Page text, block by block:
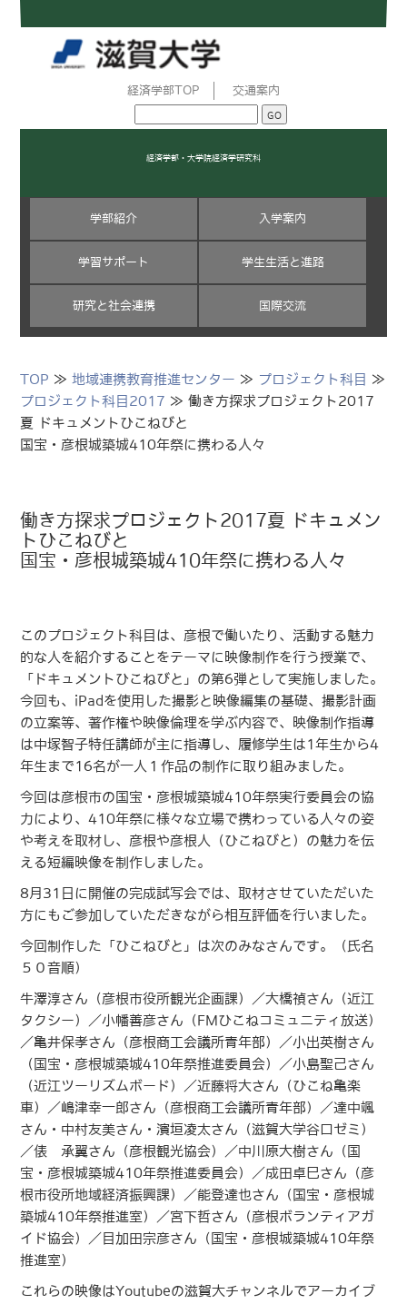
経済学部TOP 交通案内
経済学部・大学院経済学研究科
学部紹介 入学案内
学習サポート 学生生活と進路
研究と社会連携 国際交流
TOP ≫地域連携教育推進センター ≫ プロジェクト科目 ≫
プロジェクト科目2017 ≫ 働き方探求プロジェクト2017
夏 ドキュメントひこねびと
国宝・彦根城築城410年祭に携わる人々
働き方探求プロジェクト2017夏 ドキュメン
トひこねびと
国宝・彦根城築城410年祭に携わる人々
このプロジェクト科目は、彦根で働いたり、活動する魅力
的な人を紹介することをテーマに映像制作を行う授業で、
「ドキュメントひこねびと」の第6弾として実施しました。
今回も、iPadを使用した撮影と映像編集の基礎、撮影計画
の立案等、著作権や映像倫理を学ぶ内容で、映像制作指導
は中塚智子特任講師が主に指導し、履修学生は1年生から4
年生まで16名が一人１作品の制作に取り組みました。
今回は彦根市の国宝・彦根城築城410年祭実行委員会の協
力により、410年祭に様々な立場で携わっている人々の姿
や考えを取材し、彦根や彦根人（ひこねびと）の魅力を伝
える短編映像を制作しました。
8月31日に開催の完成試写会では、取材させていただいた
方にもご参加していただきながら相互評価を行いました。
今回制作した「ひこねびと」は次のみなさんです。（氏名
５０音順）
牛澤淳さん（彦根市役所観光企画課）／大橋禎さん（近江
タクシー）／小幡善彦さん（FMひこねコミュニティ放送）
／亀井保孝さん（彦根商工会議所青年部）／小出英樹さん
（国宝・彦根城築城410年祭推進委員会）／小島聖己さん
（近江ツーリズムボード）／近藤将大さん（ひこね亀楽
車）／嶋津幸一郎さん（彦根商工会議所青年部）／達中颯
さん・中村友美さん・濱垣凌太さん（滋賀大学谷口ゼミ）
／俵 承翼さん（彦根観光協会）／中川原大樹さん（国
宝・彦根城築城410年祭推進委員会）／成田卓巳さん（彦
根市役所地域経済振興課）／能登達也さん（国宝・彦根城
築城410年祭推進室）／宮下哲さん（彦根ボランティアガ
イド協会）／目加田宗彦さん（国宝・彦根城築城410年祭
推進室）
これらの映像はYoutubeの滋賀大チャンネルでアーカイブ